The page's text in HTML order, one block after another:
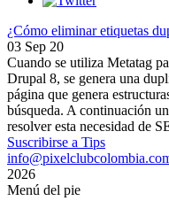
¿Cómo eliminar etiquetas
03 Sep 20
Cuando se utiliza Metatag
Drupal 8, se genera una
página que genera
búsqueda. A continuación
resolver esta necesidad de
Suscribirse a Tips
2026
Menú del pie